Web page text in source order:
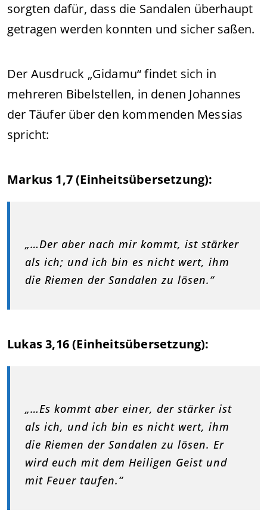
sorgten dafür, dass die Sandalen überhaupt
getragen werden konnten und sicher saßen.
Der Ausdruck „Gidamu“ findet sich in
mehreren Bibelstellen, in denen Johannes
der Täufer über den kommenden Messias
spricht:
Markus 1,7 (Einheitsübersetzung):
„…Der aber nach mir kommt, ist stärker
als ich; und ich bin es nicht wert, ihm
die Riemen der Sandalen zu lösen.“
Lukas 3,16 (Einheitsübersetzung):
„…Es kommt aber einer, der stärker ist
als ich, und ich bin es nicht wert, ihm
die Riemen der Sandalen zu lösen. Er
wird euch mit dem Heiligen Geist und
mit Feuer taufen.“